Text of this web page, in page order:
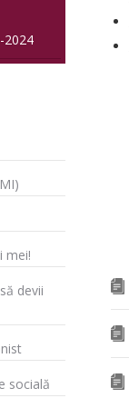
2024
mei!
devii
socială